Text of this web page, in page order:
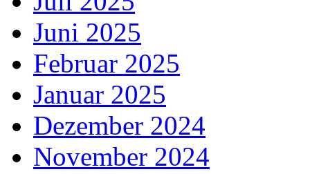
Juni 2025
Februar 2025
Januar 2025
Dezember 2024
November 2024